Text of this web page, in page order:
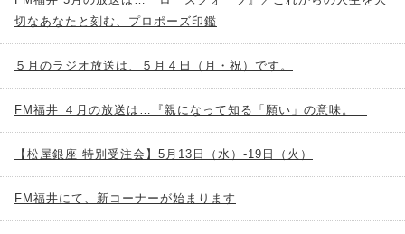
切なあなたと刻む、プロポーズ印鑑
５月のラジオ放送は、５月４日（月・祝）です。
FM福井 ４月の放送は…『親になって知る「願い」の意味。
【松屋銀座 特別受注会】5月13日（水）-19日（火）
FM福井にて、新コーナーが始まります